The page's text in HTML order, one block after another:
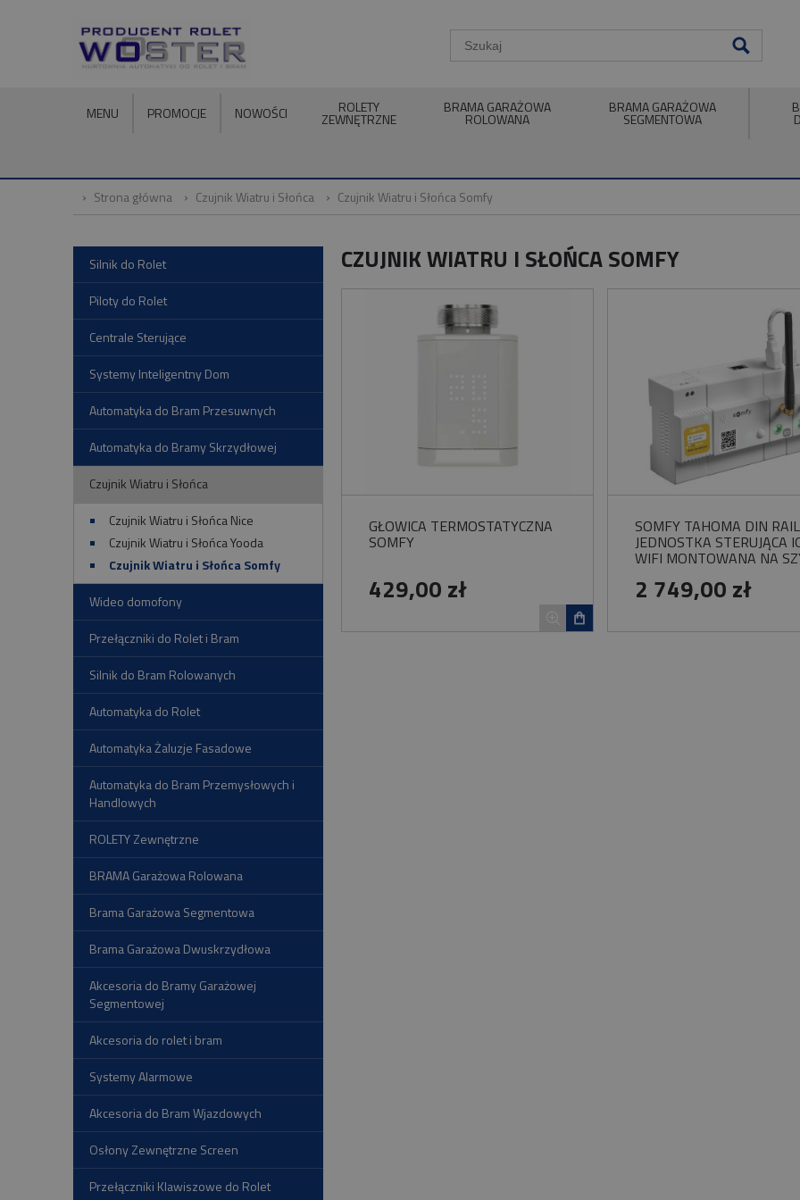
MENU PROMOCJE NOWOŚCI ROLETY
ZEWNĘTRZNE
BRAMA GARAŻOWA
ROLOWANA
BRAMA GARAŻOWA
SEGMENTOWA
Strona główna Czujnik Wiatru i Słońca Czujnik Wiatru i Słońca Somfy
Silnik do Rolet
Piloty do Rolet
Centrale Sterujące
Systemy Inteligentny Dom
Automatyka do Bram Przesuwnych
Automatyka do Bramy Skrzydłowej
Czujnik Wiatru i Słońca
Czujnik Wiatru i Słońca Nice
Czujnik Wiatru i Słońca Yooda
Czujnik Wiatru i Słońca Somfy
Wideo domofony
Przełączniki do Rolet i Bram
Silnik do Bram Rolowanych
Automatyka do Rolet
Automatyka Żaluzje Fasadowe
Automatyka do Bram Przemysłowych i
Handlowych
ROLETY Zewnętrzne
BRAMA Garażowa Rolowana
Brama Garażowa Segmentowa
Brama Garażowa Dwuskrzydłowa
Akcesoria do Bramy Garażowej
Segmentowej
Akcesoria do rolet i bram
Systemy Alarmowe
Akcesoria do Bram Wjazdowych
Osłony Zewnętrzne Screen
Przełączniki Klawiszowe do Rolet
CZUJNIK WIATRU I SŁOŃCA SOMFY
GŁOWICA TERMOSTATYCZNA
SOMFY
429,00 zł
SOMFY TAHOMA DIN RAIL
JEDNOSTKA STERUJĄCA
WIFI MONTOWANA NA
2 749,00 zł